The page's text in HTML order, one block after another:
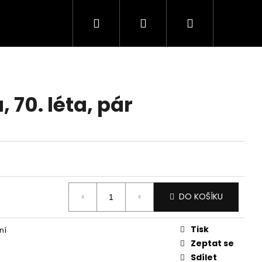
Hledat PřihlášeníNákupní
70. léta, pár
DO KOŠÍKU
Tisk
Zeptat se
Sdílet